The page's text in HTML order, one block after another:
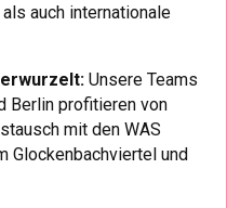
auch internationale
Unsere Teams
Berlin profitieren von
mit den WAS
Glockenbachviertel und